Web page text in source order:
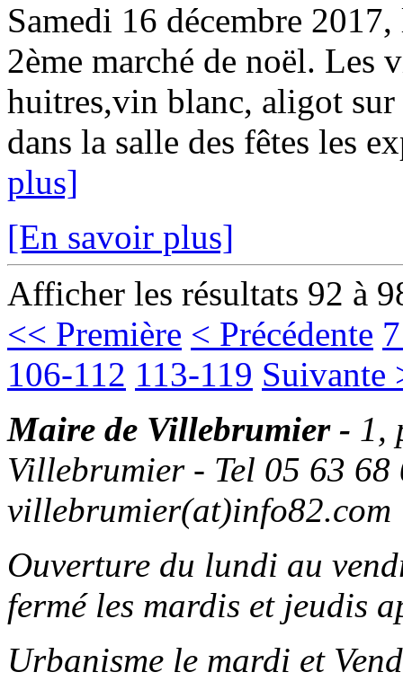
Samedi 16 décembre
2ème marché de noël. Les
huitres,vin blanc, aligot
dans la salle des fêtes les
plus]
[En savoir plus]
Afficher les résultats 92 à
<< Première < Précédente
106-112 113-119 Suivante
Maire de Villebrumier - 1,
Villebrumier - Tel 05 63
villebrumier(at)info82.com
Ouverture du lundi au
fermé les mardis et jeudis
Urbanisme le mardi et